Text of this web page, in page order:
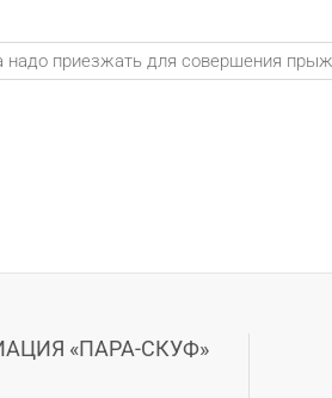
надо приезжать для совершения
«ПАРА-СКУФ»